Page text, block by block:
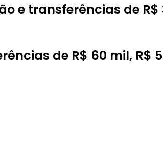
e transferências de
de R$ 60 mil, R$